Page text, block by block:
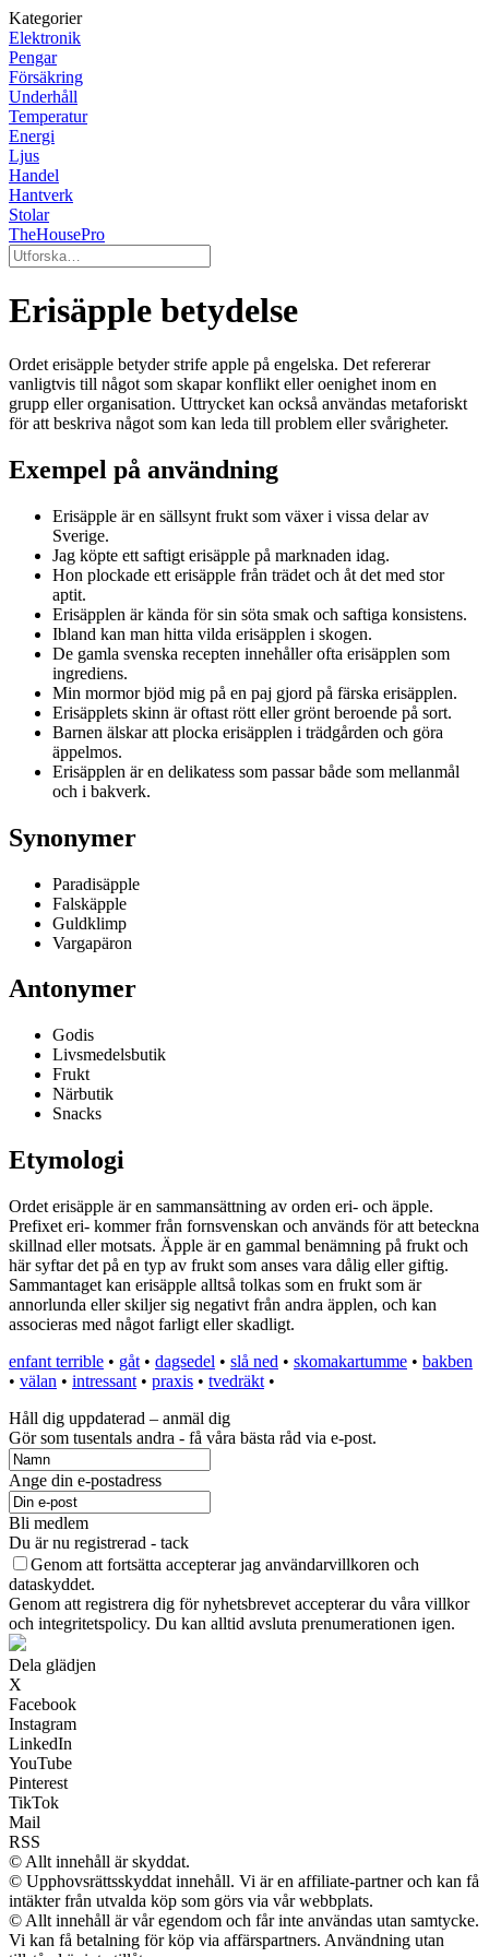
Kategorier
Elektronik
Pengar
Försäkring
Underhåll
Temperatur
Energi
Ljus
Handel
Hantverk
Stolar
TheHousePro
Erisäpple betydelse
Ordet erisäpple betyder strife apple på engelska. Det refererar
vanligtvis till något som skapar konflikt eller oenighet inom en
grupp eller organisation. Uttrycket kan också användas metaforiskt
för att beskriva något som kan leda till problem eller svårigheter.
Exempel på användning
Erisäpple är en sällsynt frukt som växer i vissa delar av
Sverige.
Jag köpte ett saftigt erisäpple på marknaden idag.
Hon plockade ett erisäpple från trädet och åt det med stor
aptit.
Erisäpplen är kända för sin söta smak och saftiga konsistens.
Ibland kan man hitta vilda erisäpplen i skogen.
De gamla svenska recepten innehåller ofta erisäpplen som
ingrediens.
Min mormor bjöd mig på en paj gjord på färska erisäpplen.
Erisäpplets skinn är oftast rött eller grönt beroende på sort.
Barnen älskar att plocka erisäpplen i trädgården och göra
äppelmos.
Erisäpplen är en delikatess som passar både som mellanmål
och i bakverk.
Synonymer
Paradisäpple
Falskäpple
Guldklimp
Vargapäron
Antonymer
Godis
Livsmedelsbutik
Frukt
Närbutik
Snacks
Etymologi
Ordet erisäpple är en sammansättning av orden eri- och äpple.
Prefixet eri- kommer från fornsvenskan och används för att beteckna
skillnad eller motsats. Äpple är en gammal benämning på frukt och
här syftar det på en typ av frukt som anses vara dålig eller giftig.
Sammantaget kan erisäpple alltså tolkas som en frukt som är
annorlunda eller skiljer sig negativt från andra äpplen, och kan
associeras med något farligt eller skadligt.
enfant terrible • gåt • dagsedel • slå ned • skomakartumme • bakben
• välan • intressant • praxis • tvedräkt •
Håll dig uppdaterad – anmäl dig
Gör som tusentals andra - få våra bästa råd via e-post.
Ange din e-postadress
Bli medlem
Du är nu registrerad - tack
Genom att fortsätta accepterar jag användarvillkoren och
dataskyddet.
Genom att registrera dig för nyhetsbrevet accepterar du våra villkor
och integritetspolicy. Du kan alltid avsluta prenumerationen igen.
Dela glädjen
X
Facebook
Instagram
LinkedIn
YouTube
Pinterest
TikTok
Mail
RSS
© Allt innehåll är skyddat.
© Upphovsrättsskyddat innehåll. Vi är en affiliate-partner och kan få
intäkter från utvalda köp som görs via vår webbplats.
© Allt innehåll är vår egendom och får inte användas utan samtycke.
Vi kan få betalning för köp via affärspartners. Användning utan